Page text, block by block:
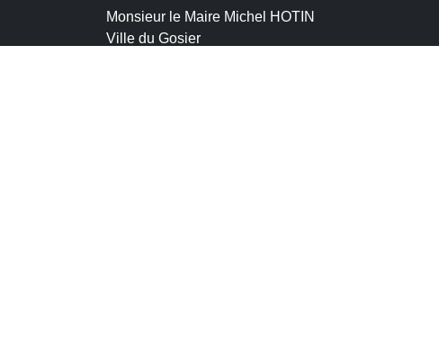
Monsieur le Maire Michel HOTIN
Ville du Gosier